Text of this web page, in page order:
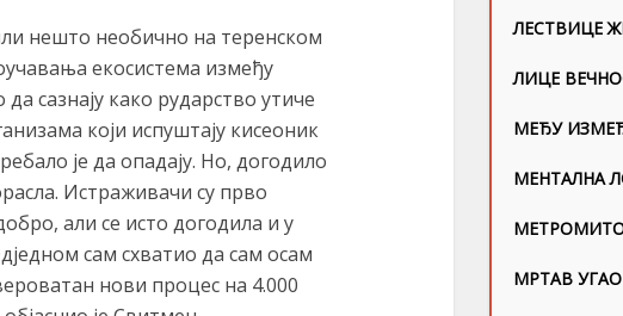
нешто необично на теренском
екосистема између
сазнају како рударство утиче
који испуштају кисеоник
је да опадају. Но, догодило
Истраживачи су прво
али се исто догодила и у
сам схватио да сам осам
нови процес на 4.000
ЛЕСТВИЦЕ
ЛИЦЕ
МЕЂУ
МЕНТАЛНА
МРТАВ УГАО